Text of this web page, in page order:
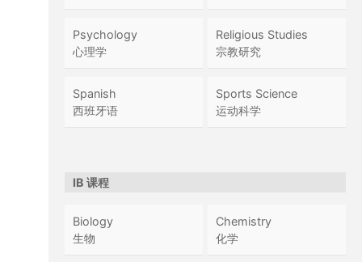
Psychology
心理学
Religious Studies
宗教研究
Spanish
西班牙语
Sports Science
运动科学
IB 课程
Biology
生物
Chemistry
化学